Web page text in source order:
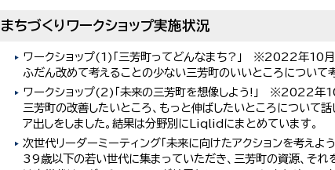
まちづくりワークショップ実施状況
ワークショップ(1)「三芳町ってどんなまち?」 ※2022年10月8
ふだん改めて考えることの少ない三芳町のいいところについて
ワークショップ(2)「未来の三芳町を想像しよう!」 ※2022年
三芳町の改善したいところ、もっと伸ばしたいところについて
ア出しをしました。結果は分野別にLiqlidにまとめています。
次世代リーダーミーティング「未来に向けたアクションを考え
39歳以下の若い世代に集まっていただき、三芳町の資源、それ